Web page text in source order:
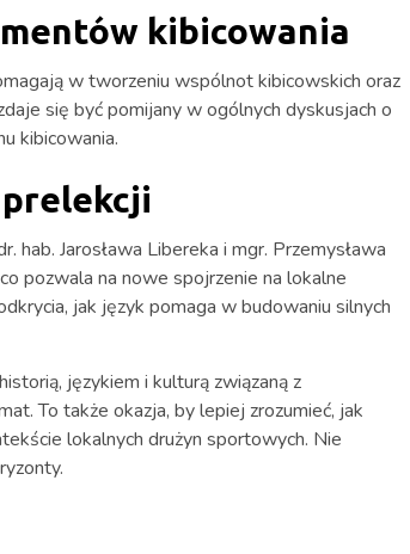
kibicowania
w tworzeniu wspólnot kibicowskich oraz
się być pomijany w ogólnych dyskusjach o
kibicowania.
Jarosława Libereka i mgr. Przemysława
pozwala na nowe spojrzenie na lokalne
jak język pomaga w budowaniu silnych
językiem i kulturą związaną z
To także okazja, by lepiej zrozumieć, jak
lokalnych drużyn sportowych. Nie